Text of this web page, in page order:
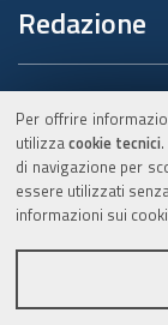
Per offrire
utilizzacookie tecnici
di navigazione per
essere utilizzati
informazioni sui
Redazione
Informazioni sul
e contatti